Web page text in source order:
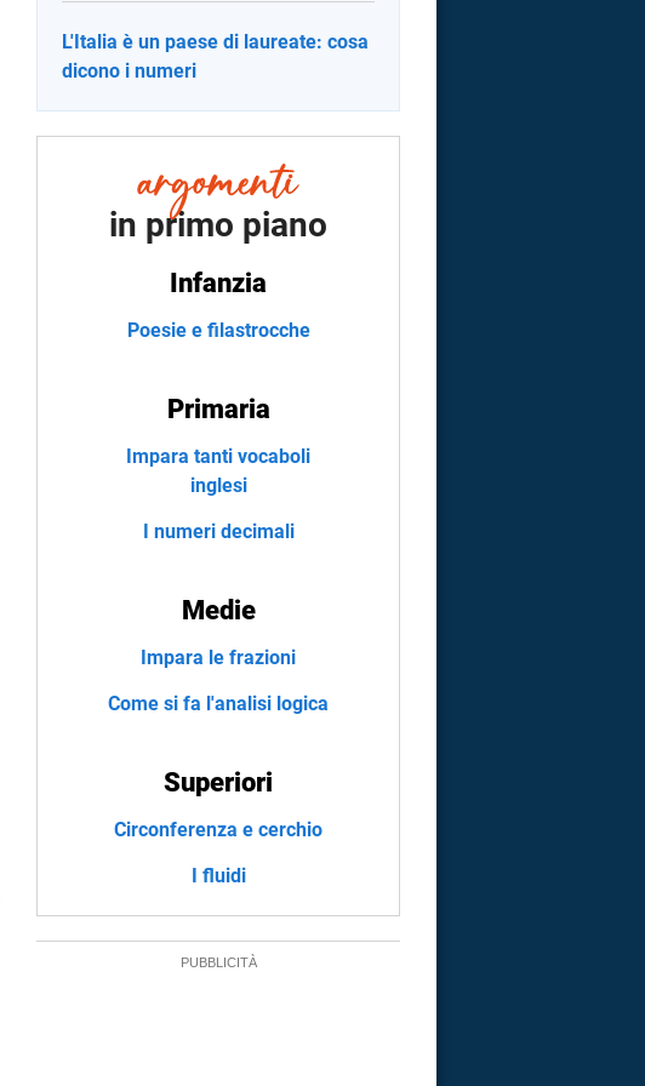
L'Italia è un paese di laureate: cosa
dicono i numeri
in primo piano
Infanzia
Poesie e filastrocche
Primaria
Impara tanti vocaboli
inglesi
I numeri decimali
Medie
Impara le frazioni
Come si fa l'analisi logica
Superiori
Circonferenza e cerchio
I fluidi